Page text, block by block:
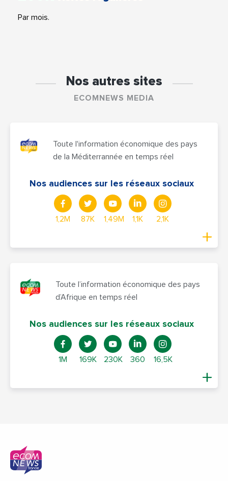
Par mois.
Nos autres sites
ECOMNEWS MEDIA
Toute l'information économique des pays
de la Méditerrannée en temps réel
Nos audiences sur les réseaux sociaux
1,2M 87K 1,49M 1,1K 2,1K
Toute l’information économique des pays
d’Afrique en temps réel
Nos audiences sur les réseaux sociaux
1M 169K 230K 360 16,5K